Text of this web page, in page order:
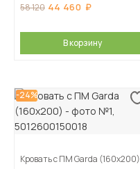
58 120 44 460
В корзину
-24%
Кровать с ПМ Garda (160х200)